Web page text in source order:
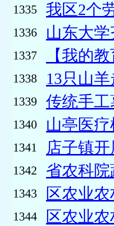
1335 我区2个
1336 山东大
1337 【我的
1338 13只山
1339 传统手
1340 山亭医
1341 店子镇
1342 省农科
1343 区农业
1344 区农业